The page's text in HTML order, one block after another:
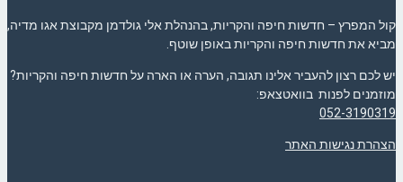
קול המפרץ – חדשות חיפה והקריות, בהנהלת אלי גולדמן מקבוצת אגו מדיה,
מביא את חדשות חיפה והקריות באופן שוטף.
יש לכם רצון להעביר אלינו תגובה, הערה או הארה על חדשות חיפה והקריות?
מוזמנים לפנות בוואטצאפ:
052-3190319
הצהרת נגישות האתר